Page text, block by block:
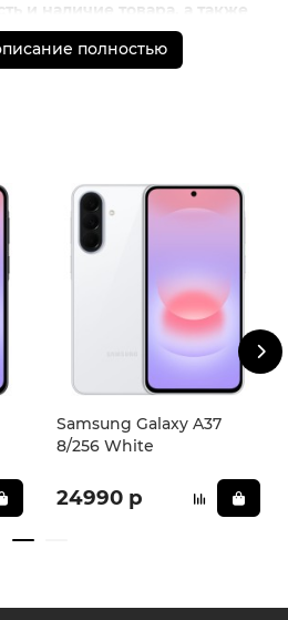
и наличие товара, а также
необходимо уточнять у
полностью
Samsung Galaxy A37
8/256 White
24990 р